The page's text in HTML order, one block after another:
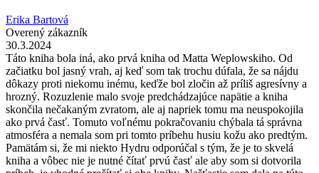
Erika Bartová
Overený zákazník
30.3.2024
Táto kniha bola iná, ako prvá kniha od Matta Weplowskiho. Od
začiatku bol jasný vrah, aj keď som tak trochu dúfala, že sa nájdu
dôkazy proti niekomu inému, keďže bol zločin až príliš agresívny a
hrozný. Rozuzlenie malo svoje predchádzajúce napätie a kniha
skončila nečakaným zvratom, ale aj napriek tomu ma neuspokojila
ako prvá časť. Tomuto voľnému pokračovaniu chýbala tá správna
atmosféra a nemala som pri tomto príbehu husiu kožu ako predtým.
Pamätám si, že mi niekto Hydru odporúčal s tým, že je to skvelá
kniha a vôbec nie je nutné čítať prvú časť ale aby som si dotvorila